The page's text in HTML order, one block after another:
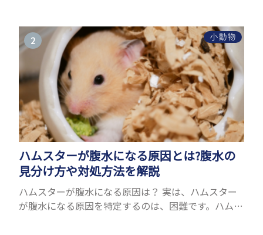
でしょうか...
小動物
ハムスターが腹水になる原因とは?腹水の
見分け方や対処方法を解説
ハムスターが腹水になる原因は？ 実は、ハムスター
が腹水になる原因を特定するのは、困難です。ハムス